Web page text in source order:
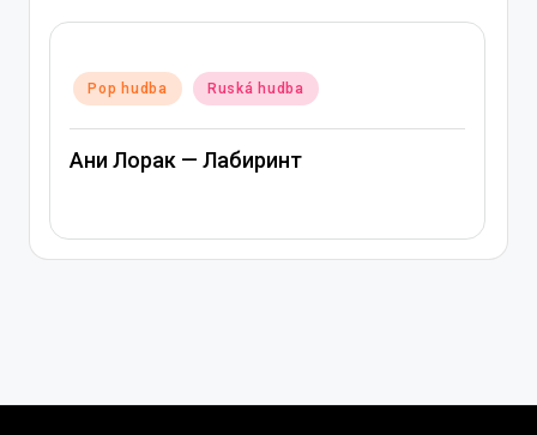
Posted
in
Pop hudba Ruská hudba
Ани Лорак — Лабиринт